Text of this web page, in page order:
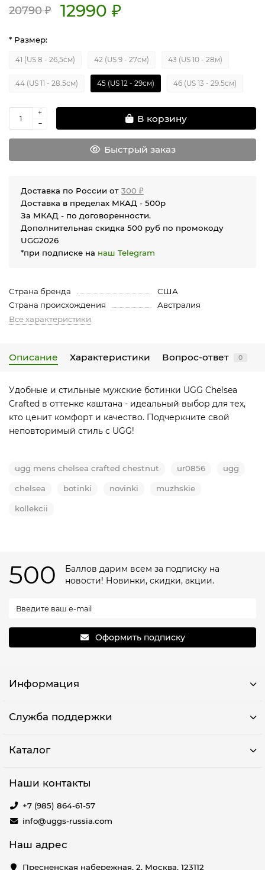
20790 ₽ 12990 ₽
* Размер:
41 (US 8 - 26,5см) 42 (US 9 - 27см) 43 (US 10 - 28м)
44 (US 11 - 28.5см) 45 (US 12 - 29см) 46 (US 13 - 29.5см)
В корзину
Быстрый заказ
Доставка по России от 300 ₽
Доставка в пределах МКАД - 500р
За МКАД - по договоренности.
Дополнительная скидка 500 руб по промокоду
UGG2026
*при подписке на наш Telegram
Страна бренда
США
Страна происхождения
Австралия
Все характеристики
Описание Характеристики Вопрос-ответ 0
Удобные и стильные мужские ботинки UGG Chelsea
Crafted в оттенке каштана - идеальный выбор для тех,
кто ценит комфорт и качество. Подчеркните свой
неповторимый стиль с UGG!
ugg mens chelsea crafted chestnut ur0856 ugg
chelsea botinki novinki muzhskie
kollekcii
500
Баллов дарим всем за подписку на
новости! Новинки, скидки, акции.
Оформить подписку
Информация
Служба поддержки
Каталог
Наши контакты
+7 (985) 864-61-57
info@uggs-russia.com
Наш адрес
Пресненская набережная, 2, Москва, 123112